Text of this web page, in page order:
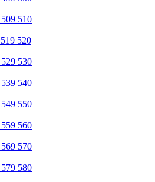
509 510
519 520
529 530
539 540
549 550
559 560
569 570
579 580